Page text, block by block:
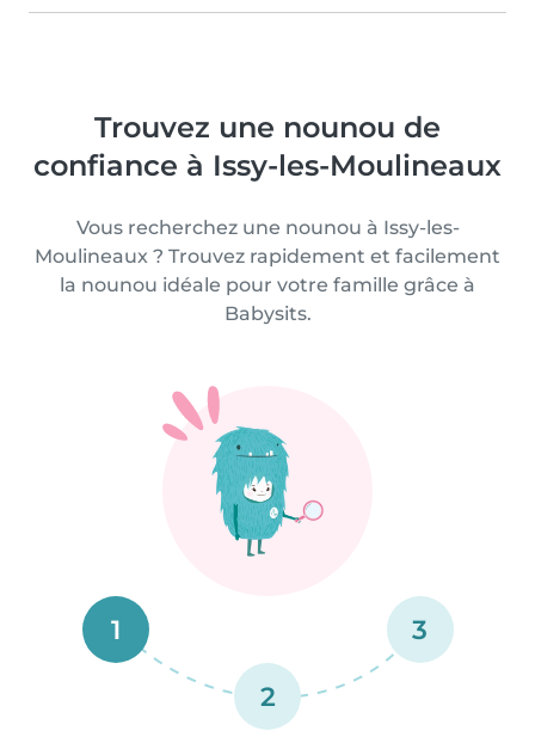
Trouvez une nounou de
confiance à Issy-les-Moulineaux
Vous recherchez une nounou à Issy-les-
Moulineaux ? Trouvez rapidement et facilement
la nounou idéale pour votre famille grâce à
Babysits.
1
2
3